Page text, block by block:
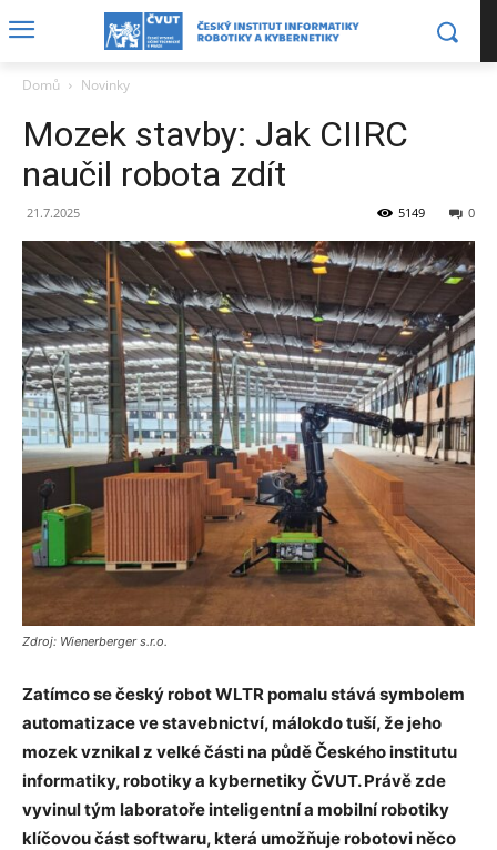
Domů Novinky
Mozek stavby: Jak CIIRC
naučil robota zdít
21.7.2025 0
5149
Zdroj: Wienerberger s.r.o.
Zatímco se český robot WLTR pomalu stává symbolem
automatizace ve stavebnictví, málokdo tuší, že jeho
mozek vznikal z velké části na půdě Českého institutu
informatiky, robotiky a kybernetiky ČVUT. Právě zde
vyvinul tým laboratoře inteligentní a mobilní robotiky
klíčovou část softwaru, která umožňuje robotovi něco